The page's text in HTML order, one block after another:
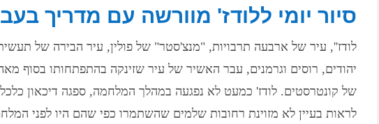
סיור יומי ללודז' מוורשה עם מדריך
לודז'', עיר של ארבעה תרבויות, "מנצ'סטר" של פולין, עיר הבירה של
של קונטרסטים. לודז' כמעט לא נפגעה במהלך המלחמה, ספגה דיכאון
לראות בעיין לא מזוינת רחובות שלמים שהשתמרו כפי שהם היו לפני